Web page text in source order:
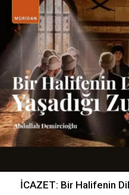
İCAZET: Bir Halifenin